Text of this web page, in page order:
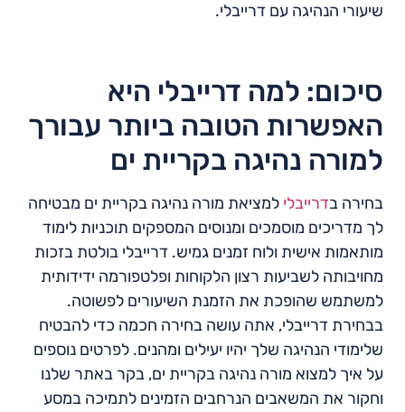
שיעורי הנהיגה עם דרייבלי.
סיכום: למה דרייבלי היא
האפשרות הטובה ביותר עבורך
למורה נהיגה בקריית ים
בחירה בדרייבלי למציאת מורה נהיגה בקריית ים מבטיחה
לך מדריכים מוסמכים ומנוסים המספקים תוכניות לימוד
מותאמות אישית ולוח זמנים גמיש. דרייבלי בולטת בזכות
מחויבותה לשביעות רצון הלקוחות ופלטפורמה ידידותית
למשתמש שהופכת את הזמנת השיעורים לפשוטה.
בבחירת דרייבלי, אתה עושה בחירה חכמה כדי להבטיח
שלימודי הנהיגה שלך יהיו יעילים ומהנים. לפרטים נוספים
על איך למצוא מורה נהיגה בקריית ים, בקר באתר שלנו
וחקור את המשאבים הנרחבים הזמינים לתמיכה במסע